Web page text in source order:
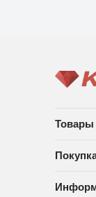
Товары